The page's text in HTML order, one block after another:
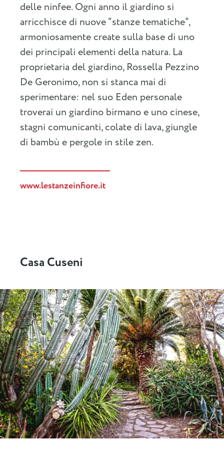
delle ninfee. Ogni anno il giardino si
arricchisce di nuove “stanze tematiche”,
armoniosamente create sulla base di uno
dei principali elementi della natura. La
proprietaria del giardino, Rossella Pezzino
De Geronimo, non si stanca mai di
sperimentare: nel suo Eden personale
troverai un giardino birmano e uno cinese,
stagni comunicanti, colate di lava, giungle
di bambù e pergole in stile zen.
www.lestanzeinfiore.it
Casa Cuseni